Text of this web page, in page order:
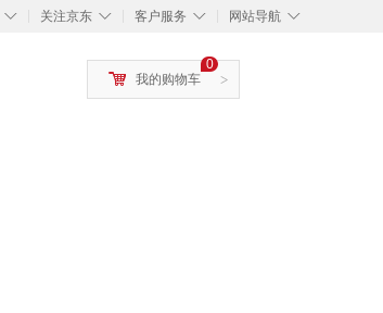
◇ ◇
关注京东 ◇
客户服务 ◇
网站导航
>
0
我的购物车